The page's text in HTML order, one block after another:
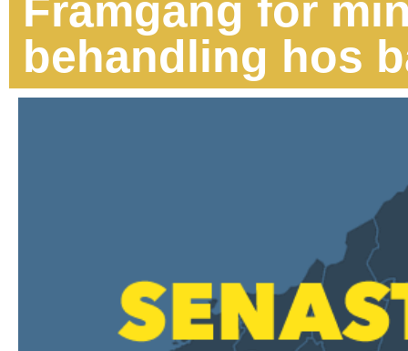
Framgång för
behandling hos